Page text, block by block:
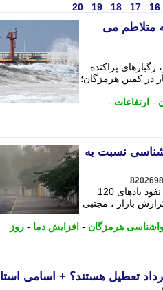
16
17
18
19
20
متلاطم می
پراکنده
در کمین هرمزگان؛
- ارتفاعات -
هواشناسی نسبت به
رییس اداره پیش بینی و مدیریت بحران مخاطرات وضع هوای هرمزگان از نفوذ بادهای 120
بازار ، مجتبی
هرمزگان - افزایش دما - روز